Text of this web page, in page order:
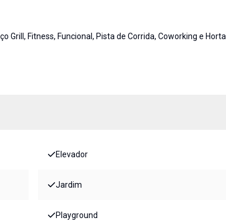
Grill, Fitness, Funcional, Pista de Corrida, Coworking e
Elevador
Jardim
Playground